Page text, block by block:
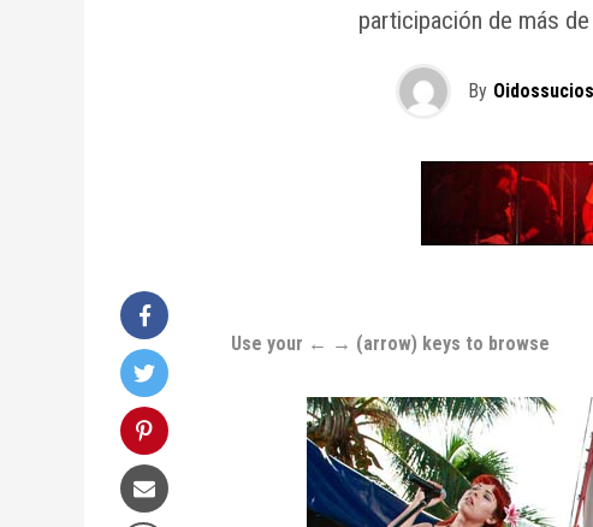
participación de más
By Oidossucios
Use your ← → (arrow) keys to browse